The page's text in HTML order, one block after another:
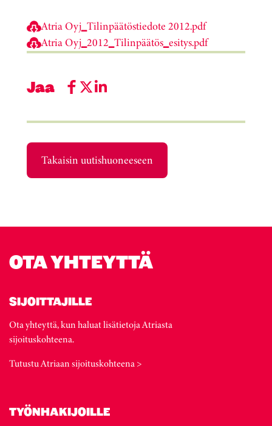
Atria Oyj_Tilinpäätöstiedote 2012.pdf
Atria Oyj_2012_Tilinpäätös_esitys.pdf
Jaa
Takaisin uutishuoneeseen
OTA YHTEYTTÄ
SIJOITTAJILLE
Ota yhteyttä, kun haluat lisätietoja Atriasta
sijoituskohteena.
Tutustu Atriaan sijoituskohteena >
TYÖNHAKIJOILLE